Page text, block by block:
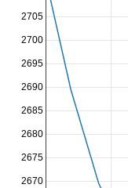
2670
2675
2680
2685
2690
2695
2700
2705